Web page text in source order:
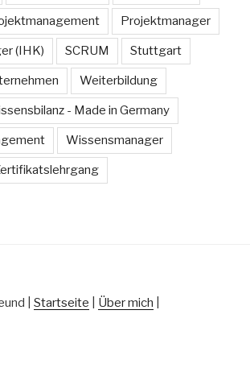
Projektmanager
(IHK) SCRUM Stuttgart
Weiterbildung
- Made in Germany
Wissensmanager
| Startseite Über mich